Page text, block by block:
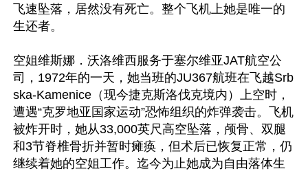
飞速坠落，居然没有死亡。整个飞机上她是唯一的
生还者。
空姐维斯娜．沃洛维西服务于塞尔维亚JAT航空公
司，1972年的一天，她当班的JU367航班在飞越Srb
ska-Kamenice（现今捷克斯洛伐克境内）上空时，
遭遇“克罗地亚国家运动”恐怖组织的炸弹袭击。飞机
被炸开时，她从33,000英尺高空坠落，颅骨、双腿
和3节脊椎骨折并暂时瘫痪，但术后已恢复正常，仍
继续着她的空姐工作。迄今为止她成为自由落体生